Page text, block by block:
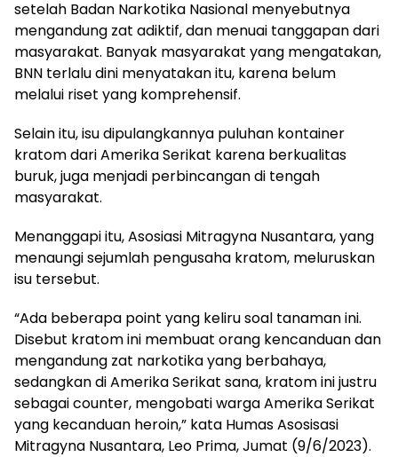
setelah Badan Narkotika Nasional menyebutnya
mengandung zat adiktif, dan menuai tanggapan dari
masyarakat. Banyak masyarakat yang mengatakan,
BNN terlalu dini menyatakan itu, karena belum
melalui riset yang komprehensif.
Selain itu, isu dipulangkannya puluhan kontainer
kratom dari Amerika Serikat karena berkualitas
buruk, juga menjadi perbincangan di tengah
masyarakat.
Menanggapi itu, Asosiasi Mitragyna Nusantara, yang
menaungi sejumlah pengusaha kratom, meluruskan
isu tersebut.
“Ada beberapa point yang keliru soal tanaman ini.
Disebut kratom ini membuat orang kencanduan dan
mengandung zat narkotika yang berbahaya,
sedangkan di Amerika Serikat sana, kratom ini justru
sebagai counter, mengobati warga Amerika Serikat
yang kecanduan heroin,” kata Humas Asosisasi
Mitragyna Nusantara, Leo Prima, Jumat (9/6/2023).